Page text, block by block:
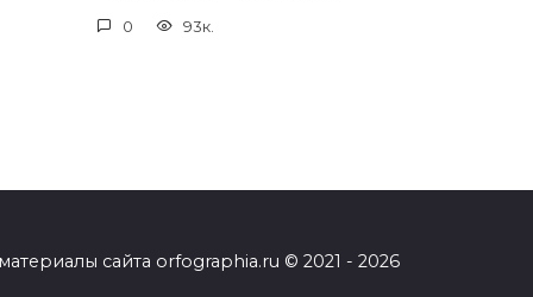
0 93к.
сайта orfographia.ru © 2021 - 2026